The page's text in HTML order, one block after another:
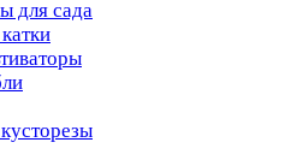
для сада